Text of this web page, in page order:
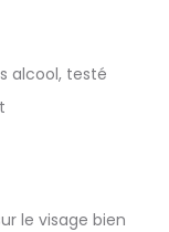
alcool, testé
le visage bien